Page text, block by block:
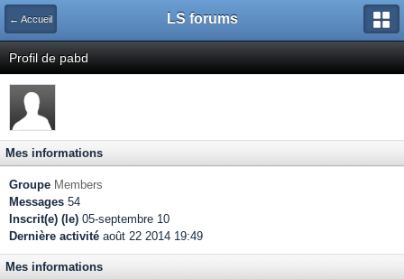
← Accueil LS forums
Profil de pabd
Mes informations
Groupe Members
Messages 54
Inscrit(e) (le) 05-septembre 10
Dernière activité août 22 2014 19:49
Mes informations